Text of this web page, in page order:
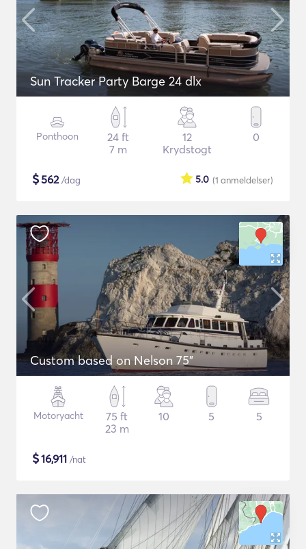
Sun Tracker Party Barge 24 dlx
Ponthoon
24 ft
7 m
12
Krydstogt
0
$562/dag (1 anmeldelser)
5.0
Custom based on Nelson 75"
Motoryacht
75 ft
23 m
10 5 5
$16,911 /nat